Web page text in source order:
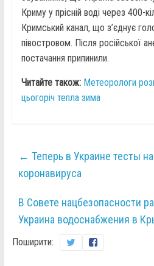
Криму у прісній воді через 400-
Кримський канал, що з’єднує
півостровом. Після російської
постачання припинили.
Читайте також: Метеорологи
цьогоріч тепла зима
← Теперь в Украине тесты
коронавируса
В Совете нацбезопасности
Украина водоснабжения в
Поширити: